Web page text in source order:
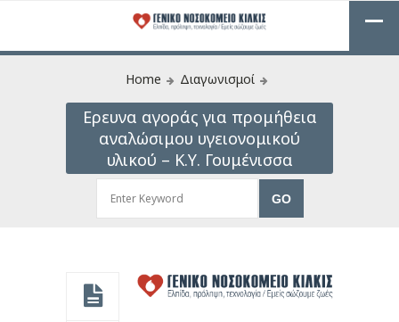
Home Διαγωνισμοί
Ερευνα αγοράς για προμήθεια
αναλώσιμου υγειονομικού
υλικού – Κ.Υ. Γουμένισσα